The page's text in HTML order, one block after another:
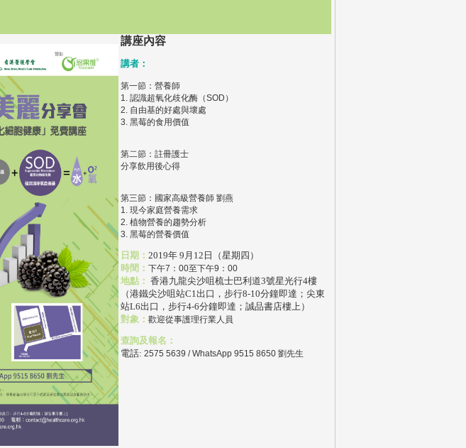
講座內容
講者：
第一節：營養師
1. 認識超氧化歧化酶（SOD）
2. 自由基的好處與壞處
3. 黑莓的食用價值
第二節：註冊護士
分享飲用後心得
第三節：國家高級營養師 劉燕
1. 現今家庭營養需求
2. 植物營養的趨勢分析
3. 黑莓的營養價值
日期： 2019年 9月12日（星期四）
時間： 下午7：00至下午9：00
地點： 香港九龍尖沙咀梳士巴利道3號星光行4樓
（港鐵尖沙咀站C1出口，步行8-10分鐘即達；尖東
站L6出口，步行4-6分鐘即達；誠品書店樓上）
對象： 歡迎從事護理行業人員
查詢及報名：
電話: 2575 5639 / WhatsApp 9515 8650 劉先生